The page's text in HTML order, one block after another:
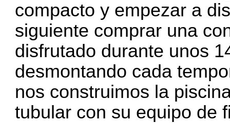
compacto y empezar a
siguiente comprar una
disfrutado durante unos
desmontando cada
nos construimos la
tubular con su equipo de